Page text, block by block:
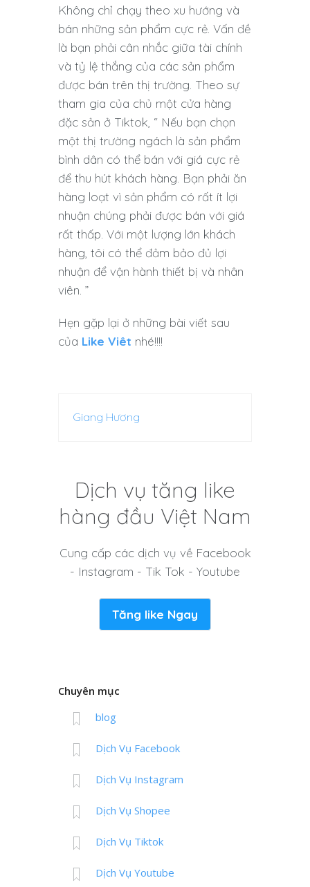
Không chỉ chạy theo xu hướng và
bán những sản phẩm cực rẻ. Vấn đề
là bạn phải cân nhắc giữa tài chính
và tỷ lệ thắng của các sản phẩm
được bán trên thị trường. Theo sự
tham gia của chủ một cửa hàng
đặc sản ở Tiktok, “ Nếu bạn chọn
một thị trường ngách là sản phẩm
bình dân có thể bán với giá cực rẻ
để thu hút khách hàng. Bạn phải ăn
hàng loạt vì sản phẩm có rất ít lợi
nhuận chúng phải được bán với giá
rất thấp. Với một lượng lớn khách
hàng, tôi có thể đảm bảo đủ lợi
nhuận để vận hành thiết bị và nhân
viên. ”
Hẹn gặp lại ở những bài viết sau
của Like Viêt nhé!!!!
Giang Hương
Dịch vụ tăng like
hàng đầu Việt Nam
Cung cấp các dịch vụ về Facebook
- Instagram - Tik Tok - Youtube
Tăng like Ngay
Chuyên mục
blog
Dịch Vụ Facebook
Dịch Vụ Instagram
Dịch Vụ Shopee
Dịch Vụ Tiktok
Dịch Vụ Youtube